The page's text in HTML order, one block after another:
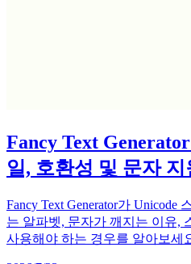
Fancy Text
일, 호환성 및 문자 지
Fancy Text Generator가
는 알파벳, 문자가 깨지는 이유,
사용해야 하는 경우를 알아보세